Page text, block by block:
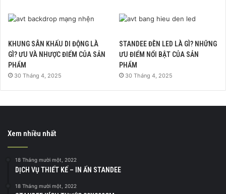
KHUNG SÂN KHẤU DI ĐỘNG LÀ
GÌ? ƯU VÀ NHƯỢC ĐIỂM CỦA SẢN
PHẨM
30 Tháng 4, 2025
STANDEE ĐÈN LED LÀ GÌ? NHỮNG
ƯU ĐIỂM NỔI BẬT CỦA SẢN
PHẨM
30 Tháng 4, 2025
Xem nhiều nhất
18 Tháng mười một, 2022
DỊCH VỤ THIẾT KẾ – IN ẤN STANDEE
18 Tháng mười một, 2022